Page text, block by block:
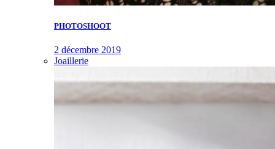
PHOTOSHOOT
2 décembre 2019
Joaillerie